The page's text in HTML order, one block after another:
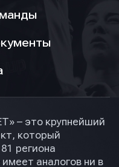
– это крупнейший
который
региона
аналогов ни в